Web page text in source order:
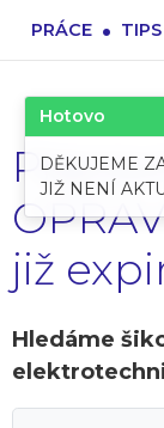
PRÁCE . TIPS
již
Hledáme
Hotovo
DĚKUJEME
JIŽ NENÍ